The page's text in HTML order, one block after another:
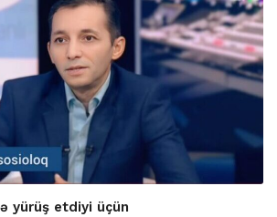
yürüş etdiyi üçün